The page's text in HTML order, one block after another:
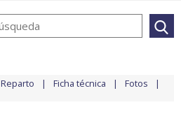
Reparto Ficha técnica Fotos